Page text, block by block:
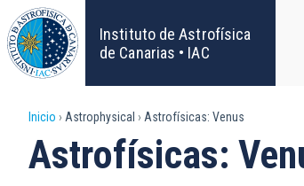
Pasar
al
contenido
principal
Instituto de Astrofísica
de Canarias • IAC
Sobrescribir
enlaces
Inicio Astrophysical Astrofísicas: Venus
Astrofísicas: